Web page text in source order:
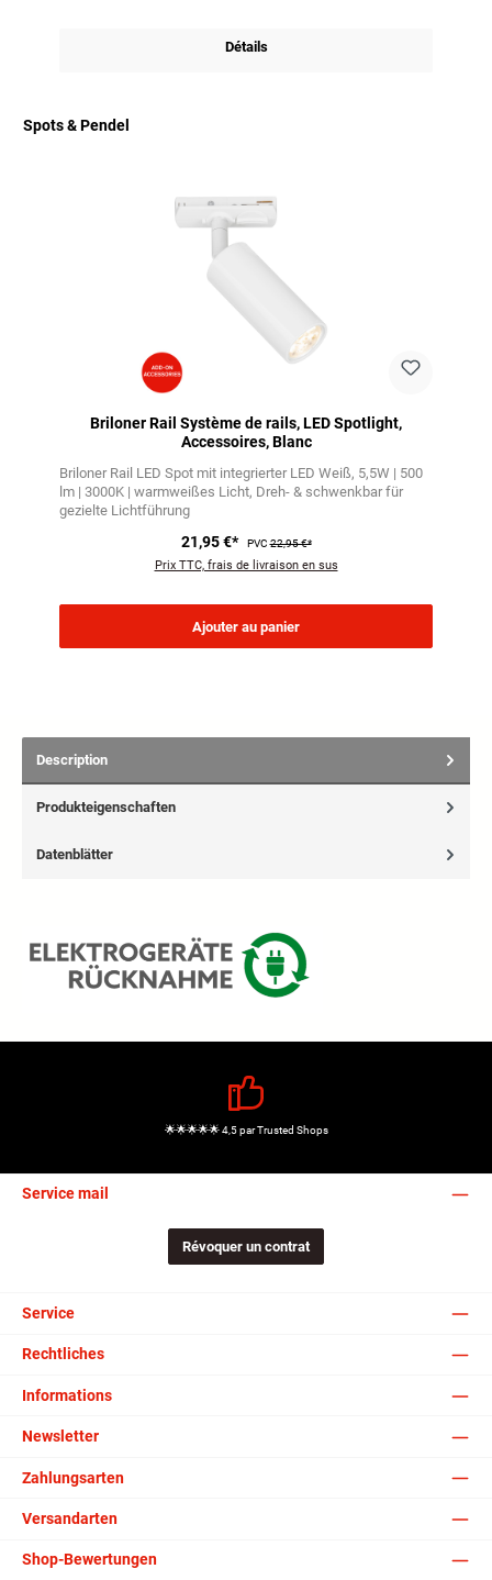
Détails
Spots & Pendel
Briloner Rail Système de rails, LED Spotlight,
Accessoires, Blanc
Briloner Rail LED Spot mit integrierter LED Weiß 5,5W | 500
lm | 3000K | warmweißes Licht Dreh- & schwenkbar für
gezielte Lichtführung
21,95 €* PVC22,95 €*
Prix TTC, frais de livraison en sus
Ajouter au panier
Description
Produkteigenschaften
Datenblätter
🌟🌟🌟🌟🌟 4,5 par Trusted Shops
Service mail
Révoquer un contrat
Service
Rechtliches
Informations
Newsletter
Zahlungsarten
Versandarten
Shop-Bewertungen